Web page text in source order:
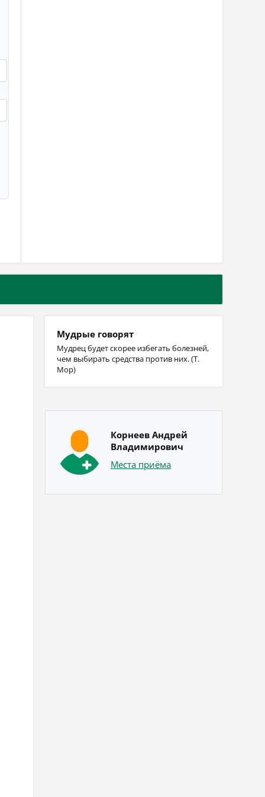
Мудрые говорят
Мудрец будет скорее избегать болезней,
чем выбирать средства против них. (Т.
Мор)
Корнеев Андрей
Владимирович
Места приёма